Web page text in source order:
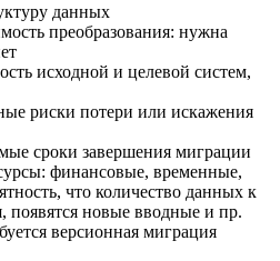
данных
преобразования: нужна
исходной и целевой систем,
риски потери или искажения
сроки завершения миграции
финансовые, временные,
что количество данных к
появятся новые вводные и пр.
версионная миграция